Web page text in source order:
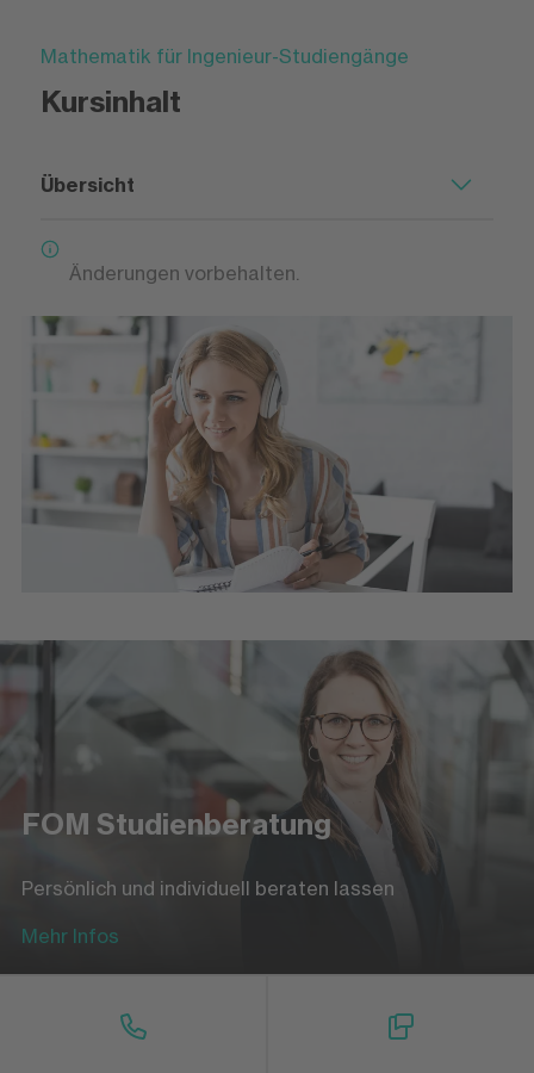
Mathematik für Ingenieur-Studiengänge
Kursinhalt
Übersicht
Änderungen vorbehalten.
FOM Studienberatung
Persönlich und individuell beraten lassen
Mehr Infos